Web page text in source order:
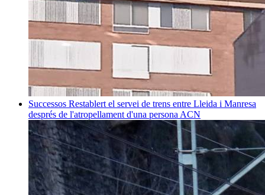
Successos Restablert el servei de trens entre Lleida i Manresa
després de l'atropellament d'una persona ACN